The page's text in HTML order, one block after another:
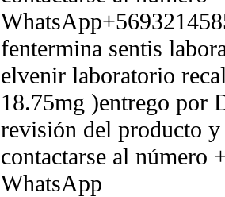
fentermina sentis
elvenir laboratorio
18.75mg )entrego por
revisión del producto
contactarse al número
WhatsApp